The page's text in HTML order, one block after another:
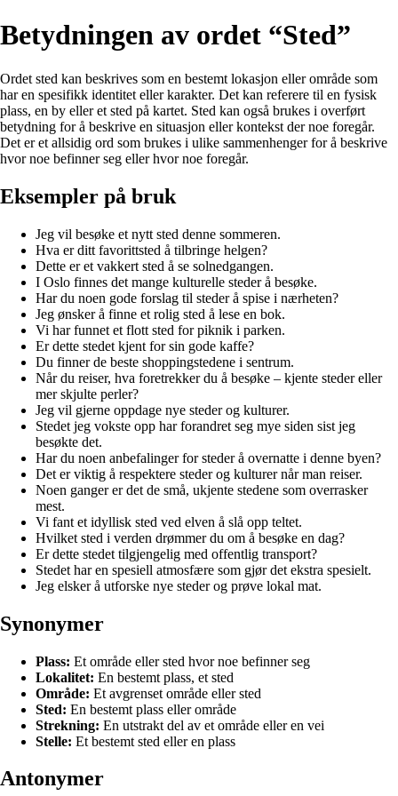
Betydningen av ordet “Sted”
Ordet sted kan beskrives som en bestemt lokasjon eller område som
har en spesifikk identitet eller karakter. Det kan referere til en fysisk
plass, en by eller et sted på kartet. Sted kan også brukes i overført
betydning for å beskrive en situasjon eller kontekst der noe foregår.
Det er et allsidig ord som brukes i ulike sammenhenger for å beskrive
hvor noe befinner seg eller hvor noe foregår.
Eksempler på bruk
Jeg vil besøke et nytt sted denne sommeren.
Hva er ditt favorittsted å tilbringe helgen?
Dette er et vakkert sted å se solnedgangen.
I Oslo finnes det mange kulturelle steder å besøke.
Har du noen gode forslag til steder å spise i nærheten?
Jeg ønsker å finne et rolig sted å lese en bok.
Vi har funnet et flott sted for piknik i parken.
Er dette stedet kjent for sin gode kaffe?
Du finner de beste shoppingstedene i sentrum.
Når du reiser, hva foretrekker du å besøke – kjente steder eller
mer skjulte perler?
Jeg vil gjerne oppdage nye steder og kulturer.
Stedet jeg vokste opp har forandret seg mye siden sist jeg
besøkte det.
Har du noen anbefalinger for steder å overnatte i denne byen?
Det er viktig å respektere steder og kulturer når man reiser.
Noen ganger er det de små, ukjente stedene som overrasker
mest.
Vi fant et idyllisk sted ved elven å slå opp teltet.
Hvilket sted i verden drømmer du om å besøke en dag?
Er dette stedet tilgjengelig med offentlig transport?
Stedet har en spesiell atmosfære som gjør det ekstra spesielt.
Jeg elsker å utforske nye steder og prøve lokal mat.
Synonymer
Plass: Et område eller sted hvor noe befinner seg
Lokalitet: En bestemt plass, et sted
Område: Et avgrenset område eller sted
Sted: En bestemt plass eller område
Strekning: En utstrakt del av et område eller en vei
Stelle: Et bestemt sted eller en plass
Antonymer